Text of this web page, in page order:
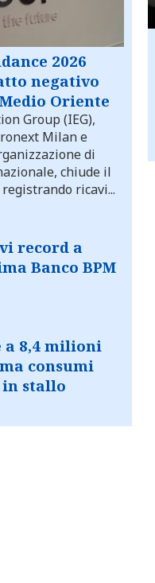
2026
negativo
Oriente
Group (IEG),
Milan e
di
chiude il
ricavi...
record a
Banco BPM
a 8,4 milioni
consumi
in stallo